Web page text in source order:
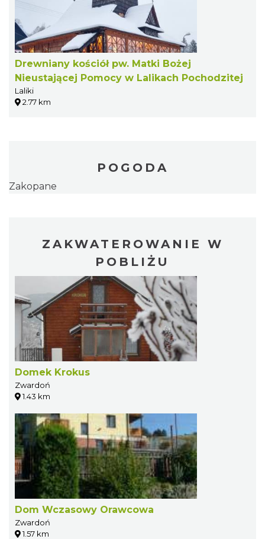
Drewniany kościół pw. Matki Bożej
Nieustającej Pomocy w Lalikach Pochodzitej
Laliki
2.77 km
POGODA
Zakopane
ZAKWATEROWANIE W
POBLIŻU
Domek Krokus
Zwardoń
1.43 km
Dom Wczasowy Orawcowa
Zwardoń
1.57 km